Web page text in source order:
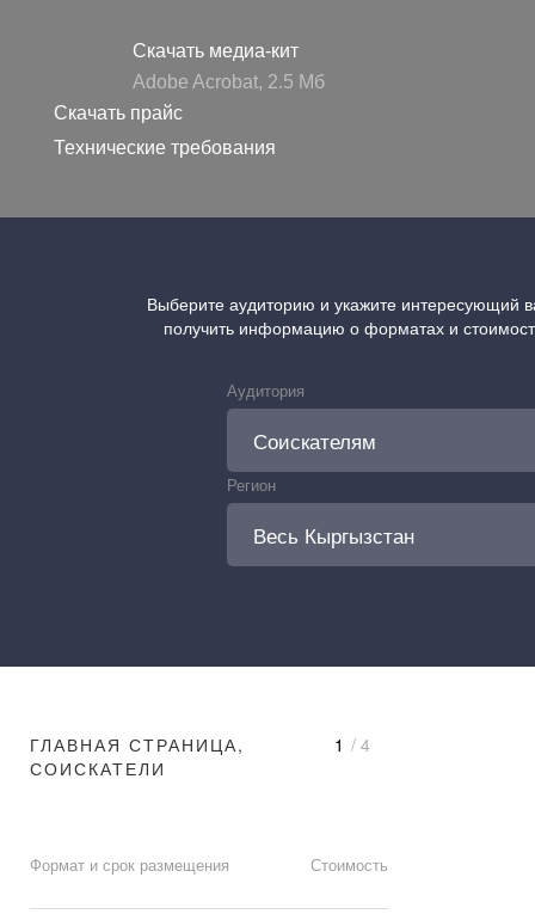
Скачать медиа-кит
Adobe Acrobat, 2.5 Mб
Скачать прайс
Технические требования
Выберите аудиторию и укажите интересующий
получить информацию о форматах и
Аудитория
Регион
1 / 4
ГЛАВНАЯ СТРАНИЦА,
СОИСКАТЕЛИ
Формат и срок размещения Стоимость